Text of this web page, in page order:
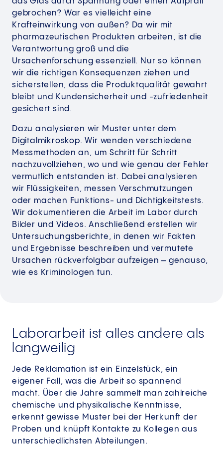
gebrochen? War es vielleicht eine
Krafteinwirkung von außen? Da wir mit
pharmazeutischen Produkten arbeiten, ist die
Verantwortung groß und die
Ursachenforschung essenziell. Nur so können
wir die richtigen Konsequenzen ziehen und
sicherstellen, dass die Produktqualität gewahrt
bleibt und Kundensicherheit und -zufriedenheit
gesichert sind.
Dazu analysieren wir Muster unter dem
Digitalmikroskop. Wir wenden verschiedene
Messmethoden an, um Schritt für Schritt
nachzuvollziehen, wo und wie genau der Fehler
vermutlich entstanden ist. Dabei analysieren
wir Flüssigkeiten, messen Verschmutzungen
oder machen Funktions- und Dichtigkeitstests.
Wir dokumentieren die Arbeit im Labor durch
Bilder und Videos. Anschließend erstellen wir
Untersuchungsberichte, in denen wir Fakten
und Ergebnisse beschreiben und vermutete
Ursachen rückverfolgbar aufzeigen – genauso,
wie es Kriminologen tun.
Laborarbeit ist alles andere als
langweilig
Jede Reklamation ist ein Einzelstück, ein
eigener Fall, was die Arbeit so spannend
macht. Über die Jahre sammelt man zahlreiche
chemische und physikalische Kenntnisse,
erkennt gewisse Muster bei der Herkunft der
Proben und knüpft Kontakte zu Kollegen aus
unterschiedlichsten Abteilungen.